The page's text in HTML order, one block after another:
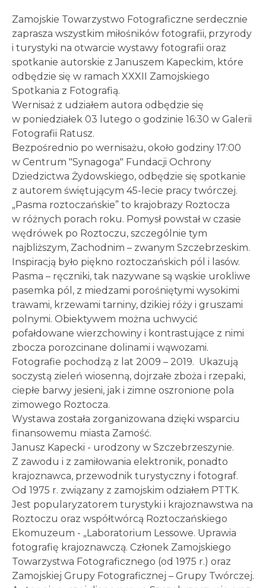
Zamojskie Towarzystwo Fotograficzne serdecznie
zaprasza wszystkim miłośników fotografii, przyrody
i turystyki na otwarcie wystawy fotografii oraz
spotkanie autorskie z Januszem Kapeckim, które
odbędzie się w ramach XXXII Zamojskiego
Spotkania z Fotografią.
Wernisaż z udziałem autora odbędzie się
w poniedziałek 03 lutego o godzinie 16:30 w Galerii
Fotografii Ratusz.
Bezpośrednio po wernisażu, około godziny 17:00
w Centrum "Synagoga" Fundacji Ochrony
Dziedzictwa Żydowskiego, odbędzie się spotkanie
z autorem świętującym 45-lecie pracy twórczej.
„Pasma roztoczańskie” to krajobrazy Roztocza
w różnych porach roku. Pomysł powstał w czasie
wędrówek po Roztoczu, szczególnie tym
najbliższym, Zachodnim – zwanym Szczebrzeskim.
Inspiracją było piękno roztoczańskich pól i lasów.
Pasma – ręczniki, tak nazywane są wąskie urokliwe
pasemka pól, z miedzami porośniętymi wysokimi
trawami, krzewami tarniny, dzikiej róży i gruszami
polnymi. Obiektywem można uchwycić
pofałdowane wierzchowiny i kontrastujące z nimi
zbocza porozcinane dolinami i wąwozami.
Fotografie pochodzą z lat 2009 – 2019. Ukazują
soczystą zieleń wiosenną, dojrzałe zboża i rzepaki,
ciepłe barwy jesieni, jak i zimne oszronione pola
zimowego Roztocza.
Wystawa została zorganizowana dzięki wsparciu
finansowemu miasta Zamość.
Janusz Kapecki - urodzony w Szczebrzeszynie.
Z zawodu i z zamiłowania elektronik, ponadto
krajoznawca, przewodnik turystyczny i fotograf.
Od 1975 r. związany z zamojskim odziałem PTTK.
Jest popularyzatorem turystyki i krajoznawstwa na
Roztoczu oraz współtwórcą Roztoczańskiego
Ekomuzeum - „Laboratorium Lessowe. Uprawia
fotografię krajoznawczą. Członek Zamojskiego
Towarzystwa Fotograficznego (od 1975 r.) oraz
Zamojskiej Grupy Fotograficznej – Grupy Twórczej.